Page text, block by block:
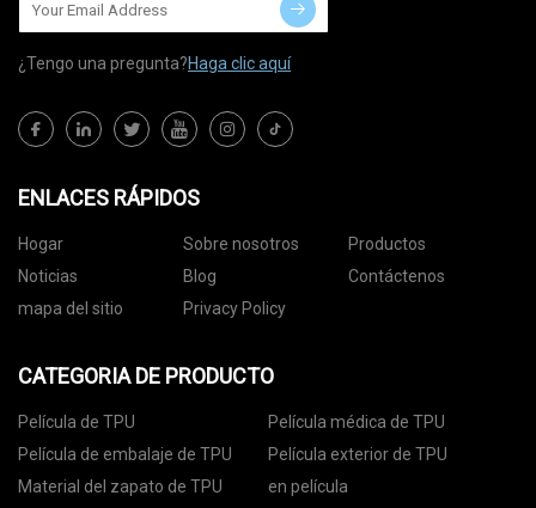
¿Tengo una pregunta?Haga clic aquí
ENLACES RÁPIDOS
Hogar Sobre nosotros
Productos
Noticias
Blog
Contáctenos
mapa del sitio
Privacy Policy
CATEGORIA DE PRODUCTO
Película de TPU
Película médica de TPU
Película de embalaje de TPU
Película exterior de TPU
Material del zapato de TPU
en película